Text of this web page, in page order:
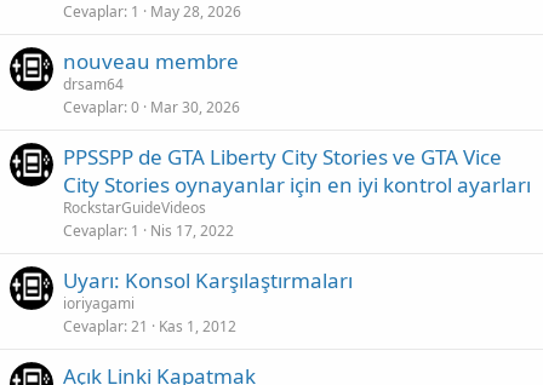
Cevaplar 1 May 28, 2026
nouveau membre
drsam64
Cevaplar 0 Mar 30, 2026
PPSSPP de GTA Liberty City Stories ve GTA Vice
City Stories oynayanlar için en iyi kontrol ayarları
RockstarGuideVideos
Cevaplar 1 Nis 17, 2022
Uyarı: Konsol Karşılaştırmaları
ioriyagami
Cevaplar 21 Kas 1, 2012
Açık Linki Kapatmak